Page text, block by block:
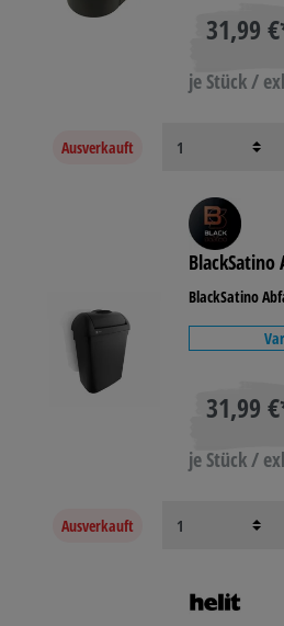
31,99
je Stück /
Ausverkauft
BlackSatino
31,99
je Stück /
Ausverkauft